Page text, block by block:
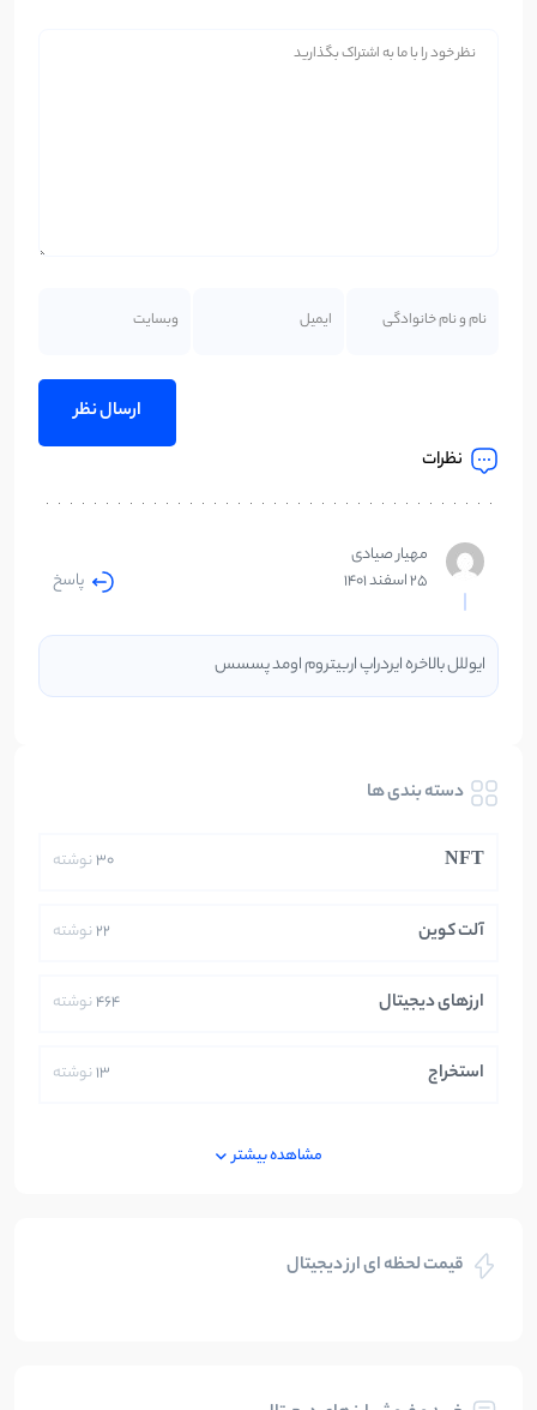
نظرات
مهیار صیادی
25 اسفند 1401
پاسخ
ایوللل بالاخره ایردراپ اربیتروم اومد پسسس
دسته بندی ها
NFT
30نوشته
آلت کوین 22نوشته
ارزهای دیجیتال 464نوشته
استخراج 13نوشته
بلاکچین
مشاهده بیشتر
قیمت لحظه ای ارز دیجیتال